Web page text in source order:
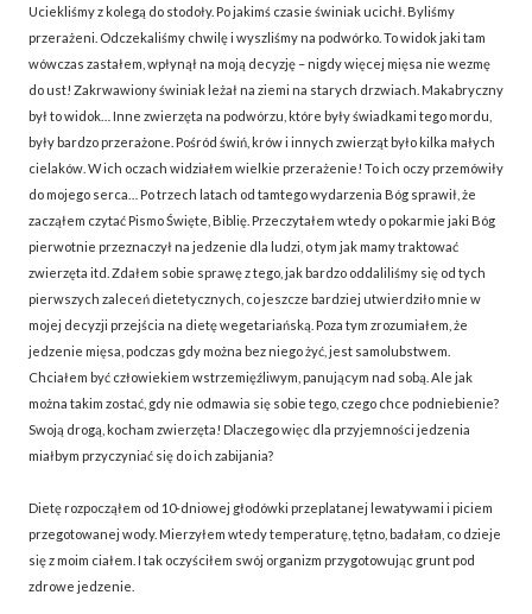
Uciekliśmy z kolegą do stodoły. Po jakimś czasie świniak ucichł. Byliśmy
przerażeni. Odczekaliśmy chwilę i wyszliśmy na podwórko. To widok jaki tam
wówczas zastałem, wpłynął na moją decyzję – nigdy więcej mięsa nie wezmę
do ust! Zakrwawiony świniak leżał na ziemi na starych drzwiach. Makabryczny
był to widok… Inne zwierzęta na podwórzu, które były świadkami tego mordu,
były bardzo przerażone. Pośród świń, krów i innych zwierząt było kilka małych
cielaków. W ich oczach widziałem wielkie przerażenie! To ich oczy przemówiły
do mojego serca… Po trzech latach od tamtego wydarzenia Bóg sprawił, że
zacząłem czytać Pismo Święte, Biblię. Przeczytałem wtedy o pokarmie jaki Bóg
pierwotnie przeznaczył na jedzenie dla ludzi, o tym jak mamy traktować
zwierzęta itd. Zdałem sobie sprawę z tego, jak bardzo oddaliliśmy się od tych
pierwszych zaleceń dietetycznych, co jeszcze bardziej utwierdziło mnie w
mojej decyzji przejścia na dietę wegetariańską. Poza tym zrozumiałem, że
jedzenie mięsa, podczas gdy można bez niego żyć, jest samolubstwem.
Chciałem być człowiekiem wstrzemięźliwym, panującym nad sobą. Ale jak
można takim zostać, gdy nie odmawia się sobie tego, czego chce podniebienie?
Swoją drogą, kocham zwierzęta! Dlaczego więc dla przyjemności jedzenia
miałbym przyczyniać się do ich zabijania?
Dietę rozpocząłem od 10-dniowej głodówki przeplatanej lewatywami i piciem
przegotowanej wody. Mierzyłem wtedy temperaturę, tętno, badałam, co dzieje
się z moim ciałem. I tak oczyściłem swój organizm przygotowując grunt pod
zdrowe jedzenie.